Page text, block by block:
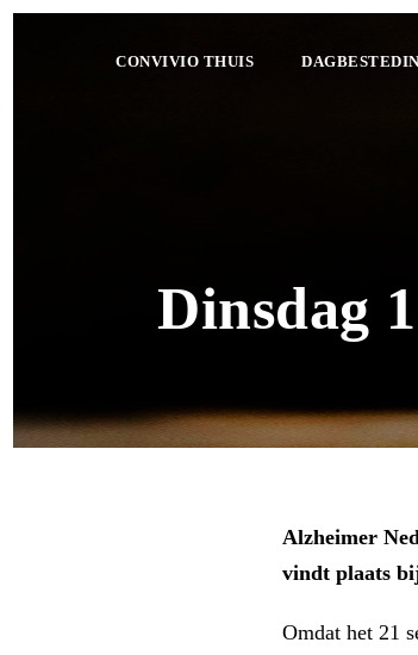
CONVIVIO THUIS
Dinsdag
Alzheimer
vindt plaats
Omdat het 21